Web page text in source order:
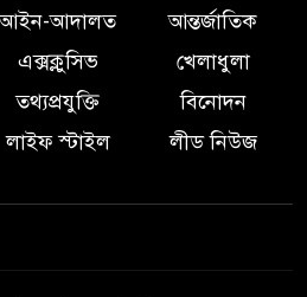
আইন-আদালত
আন্তর্জাতিক
এক্সক্লুসিভ
খেলাধুলা
তথ্যপ্রযুক্তি
বিনোদন
লাইফ স্টাইল লীড নিউজ